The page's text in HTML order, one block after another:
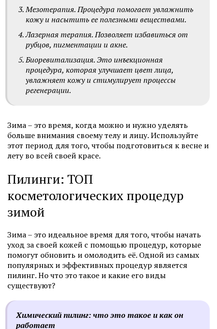
Мезотерапия. Процедура помогает увлажнить
кожу и насытить ее полезными веществами.
Лазерная терапия. Позволяет избавиться от
рубцов, пигментации и акне.
Биоревитализация. Это инъекционная
процедура, которая улучшает цвет лица,
увлажняет кожу и стимулирует процессы
регенерации.
Зима – это время, когда можно и нужно уделять
больше внимания своему телу и лицу. Используйте
этот период для того, чтобы подготовиться к весне и
лету во всей своей красе.
Пилинги: ТОП
косметологических процедур
зимой
Зима – это идеальное время для того, чтобы начать
уход за своей кожей с помощью процедур, которые
помогут обновить и омолодить её. Одной из самых
популярных и эффективных процедур является
пилинг. Но что это такое и какие его виды
существуют?
Химический пилинг: что это такое и как он
работает